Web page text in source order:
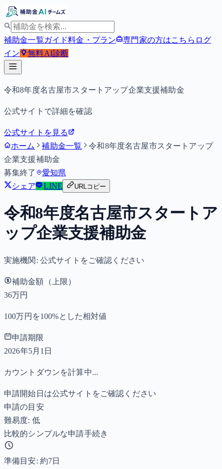
補助金一覧ガイド料金・プラン 専門家の方はこちら ログ
イン
無料AI診断
令和8年度名古屋市スタートアップ企業支援補助金
公式サイトで詳細を確認
公式サイトを見る
ホーム
補助金一覧
令和8年度名古屋市スタートアップ
企業支援補助金
募集終了
愛知県
シェア
LINE URLコピー
令和8年度名古屋市スタートア
ップ企業支援補助金
実施機関: 公式サイトをご確認ください
補助金額（上限）
36万円
100万円を100%とした相対値
申請期限
2026年5月1日
カウントダウンを計算中...
申請開始日は公式サイトをご確認ください
申請の目安
難易度: 低
比較的シンプルな申請手続き
準備目安: 約7日